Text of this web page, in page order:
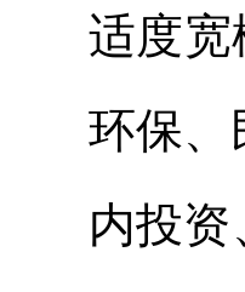
适度宽
环保、
内投